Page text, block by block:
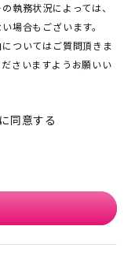
執務状況によっては、
場合もございます。
ついてはご質問頂きま
さいますようお願いい
に同意する